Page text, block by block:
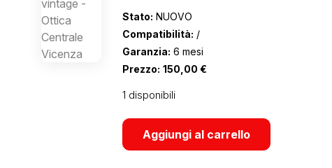
Stato: NUOVO
Compatibilità: /
Garanzia: 6 mesi
Prezzo: 150,00 €
1 disponibili
Aggiungi al carrello